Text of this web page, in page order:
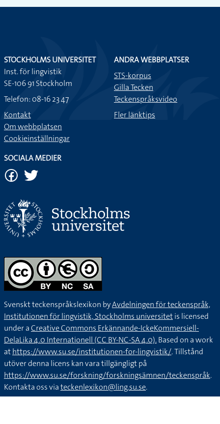
STOCKHOLMS UNIVERSITET
Inst. för lingvistik
SE-106 91 Stockholm
Telefon: 08-16 23 47
Kontakt
Om webbplatsen
Cookieinställningar
ANDRA WEBBPLATSER
STS-korpus
Gilla Tecken
Teckenspråksvideo
Fler länktips
SOCIALA MEDIER
Svenskt teckenspråkslexikon byAvdelningen för teckenspråk,
Institutionen för lingvistik, Stockholms universitetis licensed
under aCreative Commons Erkännande-IckeKommersiell-
DelaLika 4.0 Internationell (CC BY-NC-SA 4.0).Based on a work
athttps://www.su.se/institutionen-for-lingvistik/. Tillstånd
utöver denna licens kan vara tillgängligt på
https://www.su.se/forskning/forskningsämnen/teckenspråk.
Kontakta oss viateckenlexikon@ling.su.se.